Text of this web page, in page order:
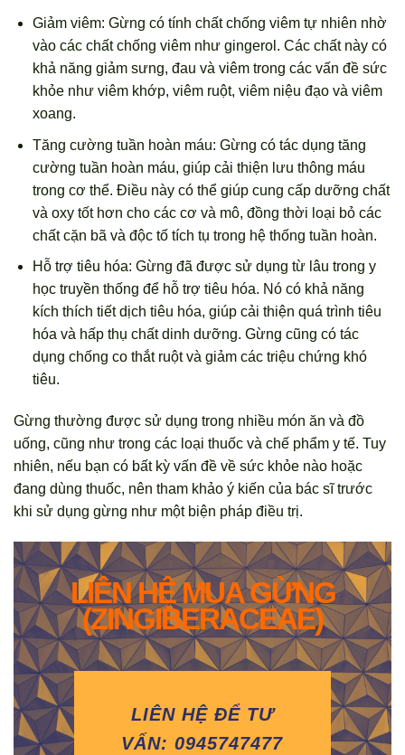
Giảm viêm: Gừng có tính chất chống viêm tự nhiên nhờ
vào các chất chống viêm như gingerol. Các chất này có
khả năng giảm sưng, đau và viêm trong các vấn đề sức
khỏe như viêm khớp, viêm ruột, viêm niệu đạo và viêm
xoang.
Tăng cường tuần hoàn máu: Gừng có tác dụng tăng
cường tuần hoàn máu, giúp cải thiện lưu thông máu
trong cơ thể. Điều này có thể giúp cung cấp dưỡng chất
và oxy tốt hơn cho các cơ và mô, đồng thời loại bỏ các
chất cặn bã và độc tố tích tụ trong hệ thống tuần hoàn.
Hỗ trợ tiêu hóa: Gừng đã được sử dụng từ lâu trong y
học truyền thống để hỗ trợ tiêu hóa. Nó có khả năng
kích thích tiết dịch tiêu hóa, giúp cải thiện quá trình tiêu
hóa và hấp thụ chất dinh dưỡng. Gừng cũng có tác
dụng chống co thắt ruột và giảm các triệu chứng khó
tiêu.
Gừng thường được sử dụng trong nhiều món ăn và đồ
uống, cũng như trong các loại thuốc và chế phẩm y tế. Tuy
nhiên, nếu bạn có bất kỳ vấn đề về sức khỏe nào hoặc
đang dùng thuốc, nên tham khảo ý kiến của bác sĩ trước
khi sử dụng gừng như một biện pháp điều trị.
LIÊN HỆ MUA GỪNG
(ZINGIBERACEAE)
LIÊN HỆ ĐỂ TƯ
VẤN: 0945747477